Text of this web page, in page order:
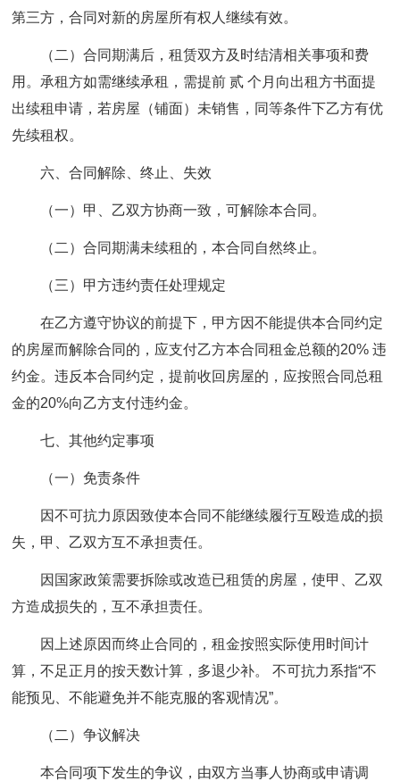
第三方，合同对新的房屋所有权人继续有效。
（二）合同期满后，租赁双方及时结清相关事项和费
用。承租方如需继续承租，需提前 贰 个月向出租方书面提
出续租申请，若房屋（铺面）未销售，同等条件下乙方有优
先续租权。
六、合同解除、终止、失效
（一）甲、乙双方协商一致，可解除本合同。
（二）合同期满未续租的，本合同自然终止。
（三）甲方违约责任处理规定
在乙方遵守协议的前提下，甲方因不能提供本合同约定
的房屋而解除合同的，应支付乙方本合同租金总额的20% 违
约金。违反本合同约定，提前收回房屋的，应按照合同总租
金的20%向乙方支付违约金。
七、其他约定事项
（一）免责条件
因不可抗力原因致使本合同不能继续履行互殴造成的损
失，甲、乙双方互不承担责任。
因国家政策需要拆除或改造已租赁的房屋，使甲、乙双
方造成损失的，互不承担责任。
因上述原因而终止合同的，租金按照实际使用时间计
算，不足正月的按天数计算，多退少补。 不可抗力系指“不
能预见、不能避免并不能克服的客观情况”。
（二）争议解决
本合同项下发生的争议，由双方当事人协商或申请调